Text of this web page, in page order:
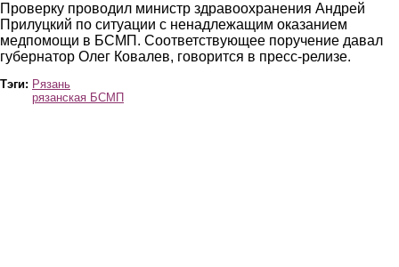
Проверку проводил министр здравоохранения Андрей
Прилуцкий по ситуации с ненадлежащим оказанием
медпомощи в БСМП. Соответствующее поручение давал
губернатор Олег Ковалев, говорится в пресс-релизе.
Тэги: Рязань
рязанская БСМП